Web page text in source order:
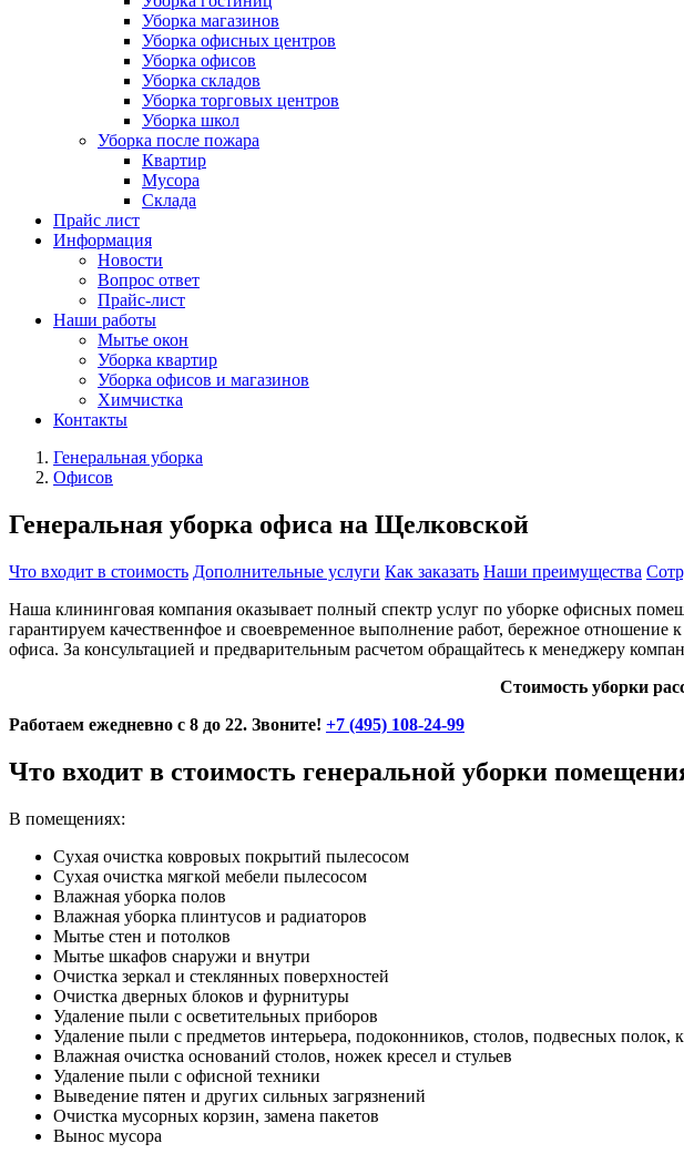
Уборка магазинов
Уборка офисных центров
Уборка офисов
Уборка складов
Уборка торговых центров
Уборка школ
Уборка после пожара
Квартир
Мусора
Склада
Прайс лист
Информация
Новости
Вопрос ответ
Прайс-лист
Наши работы
Мытье окон
Уборка квартир
Уборка офисов и магазинов
Химчистка
Контакты
Генеральная уборка
Офисов
Генеральная уборка офиса на Щелковской
Что входит в стоимость Дополнительные услуги Как заказать Наши преимущества
Наша клининговая компания оказывает полный спектр услуг по уборке офисных
гарантируем качественнфое и своевременное выполнение работ, бережное
офиса. За консультацией и предварительным расчетом обращайтесь к менеджеру
Стоимость уборки
Работаем ежедневно с 8 до 22. Звоните! +7 (495) 108-24-99
Что входит в стоимость генеральной уборки
В помещениях:
Сухая очистка ковровых покрытий пылесосом
Сухая очистка мягкой мебели пылесосом
Влажная уборка полов
Влажная уборка плинтусов и радиаторов
Мытье стен и потолков
Мытье шкафов снаружи и внутри
Очистка зеркал и стеклянных поверхностей
Очистка дверных блоков и фурнитуры
Удаление пыли с осветительных приборов
Удаление пыли с предметов интерьера, подоконников, столов, подвесных полок,
Влажная очистка оснований столов, ножек кресел и стульев
Удаление пыли с офисной техники
Выведение пятен и других сильных загрязнений
Очистка мусорных корзин, замена пакетов
Вынос мусора